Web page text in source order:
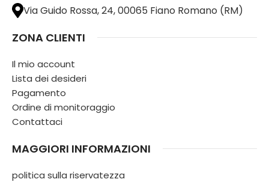
Via Guido Rossa, 24, 00065 Fiano Romano (RM)
ZONA CLIENTI
Il mio account
Lista dei desideri
Pagamento
Ordine di monitoraggio
Contattaci
MAGGIORI INFORMAZIONI
politica sulla riservatezza